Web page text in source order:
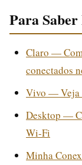
Para
Claro —
conectados
Vivo — Veja
Desktop —
Wi-Fi
Minha